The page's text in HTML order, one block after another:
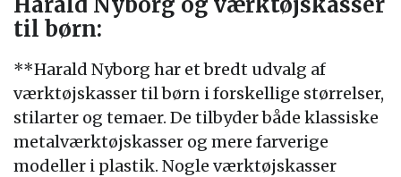
til børn:
**Harald Nyborg har et bredt udvalg af
værktøjskasser til børn i forskellige størrelser,
stilarter og temaer. De tilbyder både klassiske
metalværktøjskasser og mere farverige
modeller i plastik. Nogle værktøjskasser